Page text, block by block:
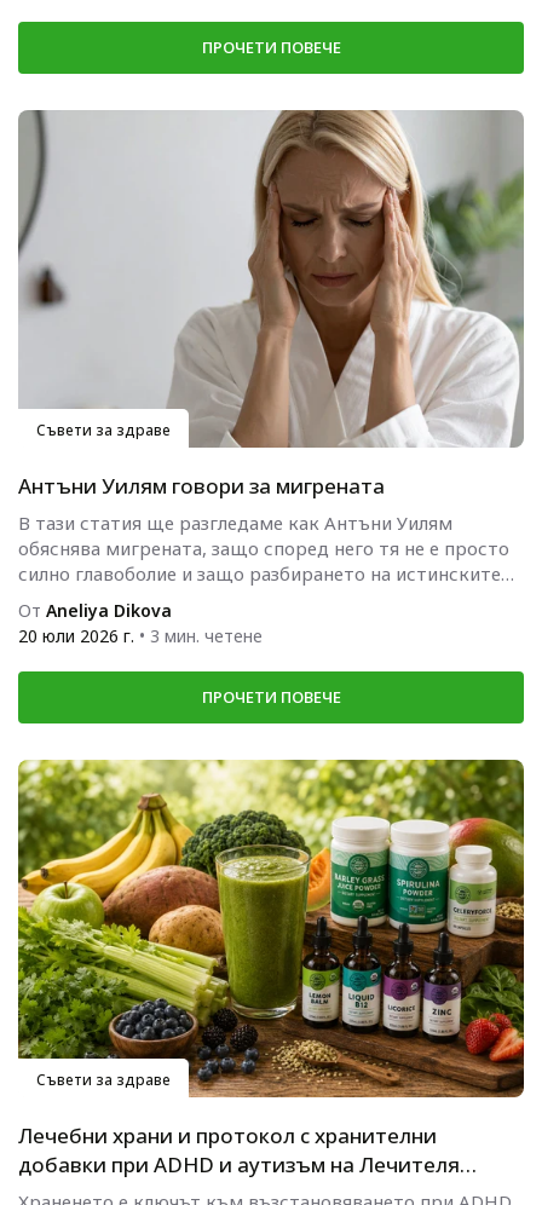
ПРОЧЕТИ ПОВЕЧЕ
Съвети за здраве
Антъни Уилям говори за мигрената
В тази статия ще разгледаме как Антъни Уилям
обяснява мигрената, защо според него тя не е просто
силно главоболие и защо разбирането на истинските
причини...
От Aneliya Dikova
20 юли 2026 г. • 3 мин. четене
ПРОЧЕТИ ПОВЕЧЕ
Съвети за здраве
Лечебни храни и протокол с хранителни
добавки при ADHD и аутизъм на Лечителя
Медиум